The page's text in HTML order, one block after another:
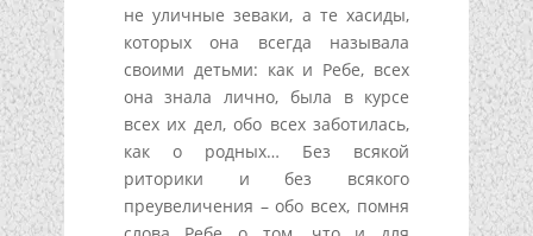
не уличные зеваки, а те хасиды,
которых она всегда называла
своими детьми: как и Ребе, всех
она знала лично, была в курсе
всех их дел, обо всех заботилась,
как о родных… Без всякой
риторики и без всякого
преувеличения – обо всех, помня